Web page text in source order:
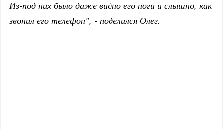
Из-под них было даже видно его ноги и слышно, как
звонил его телефон", - поделился Олег.